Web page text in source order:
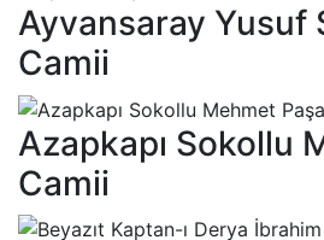
Ayvansaray Yusuf
Camii
Azapkapı Sokollu
Camii